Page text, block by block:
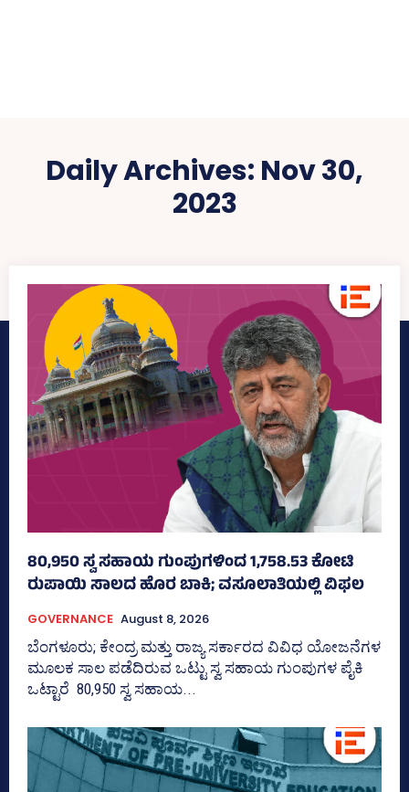
Daily Archives: Nov 30,
2023
80,950 ಸ್ವ ಸಹಾಯ ಗುಂಪುಗಳಿಂದ 1,758.53 ಕೋಟಿ
ರುಪಾಯಿ ಸಾಲದ ಹೊರ ಬಾಕಿ; ವಸೂಲಾತಿಯಲ್ಲಿ ವಿಫಲ
GOVERNANCE August 8, 2026
ಬೆಂಗಳೂರು; ಕೇಂದ್ರ ಮತ್ತು ರಾಜ್ಯ ಸರ್ಕಾರದ ವಿವಿಧ ಯೋಜನೆಗಳ
ಮೂಲಕ ಸಾಲ ಪಡೆದಿರುವ ಒಟ್ಟು ಸ್ವ ಸಹಾಯ ಗುಂಪುಗಳ ಪೈಕಿ
ಒಟ್ಟಾರೆ 80,950 ಸ್ವ ಸಹಾಯ...